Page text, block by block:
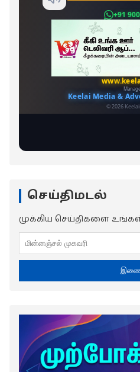
செய்திமடல்
முக்கிய செய்திகளை